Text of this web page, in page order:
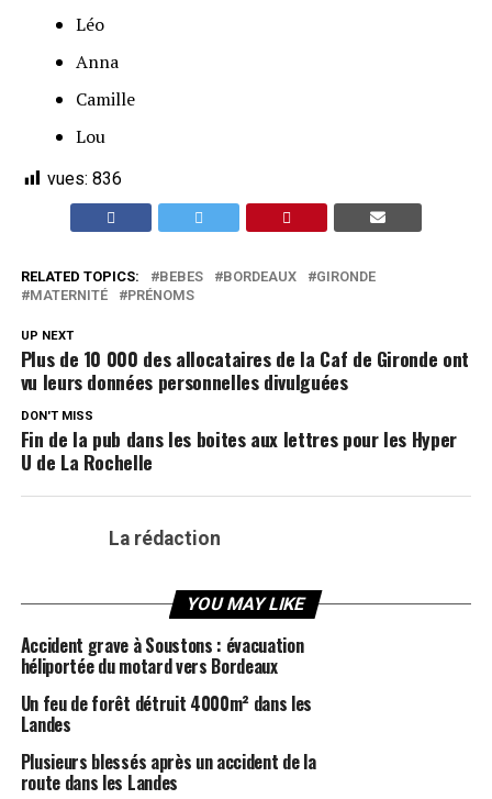
Léo
Anna
Camille
Lou
vues: 836
RELATED TOPICS: BEBES BORDEAUX
GIRONDE
MATERNITÉ
PRÉNOMS
UP NEXT
Plus de 10 000 des allocataires de la Caf de Gironde ont
vu leurs données personnelles divulguées
DON'T MISS
Fin de la pub dans les boites aux lettres pour les Hyper
U de La Rochelle
La rédaction
YOU MAY LIKE
Accident grave à Soustons : évacuation
héliportée du motard vers Bordeaux
Un feu de forêt détruit 4000m² dans les
Landes
Plusieurs blessés après un accident de la
route dans les Landes